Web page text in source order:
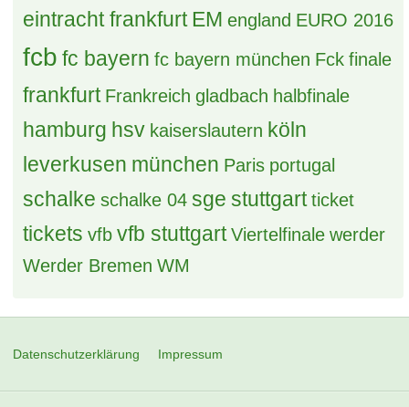
eintracht frankfurt EM england EURO 2016
fcb fc bayern fc bayern münchen Fck finale
frankfurt Frankreich gladbach halbfinale
hamburg hsv kaiserslautern köln
leverkusen münchen Paris portugal
schalke schalke 04 sge stuttgart ticket
tickets vfb vfb stuttgart Viertelfinale werder
Werder Bremen WM
Datenschutzerklärung Impressum